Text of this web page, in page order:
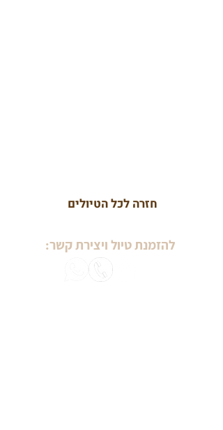
חזרה לכל הטיולים
להזמנת טיול ויצירת קשר: